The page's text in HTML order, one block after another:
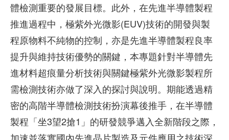
體檢測重要的發展目標。此外，在先進半導體製程
推進過程中，極紫外光微影(EUV)技術的開發與製
程原物料不純物的控制，亦是先進半導體製程良率
提升與維持技術優勢的關鍵，本專題針對半導體先
進材料超痕量分析技術與關鍵極紫外光微影製程所
需檢測技術亦做了深入的探討與說明。期能透過精
密的高階半導體檢測技術扮演幕後推手，在半導體
製程「坐3望2搶1」的研發競爭邁入全新階段之際，